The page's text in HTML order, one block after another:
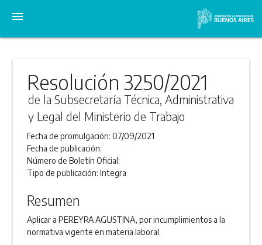
menu
Resolución 3250/2021
de la Subsecretaría Técnica, Administrativa
y Legal del Ministerio de Trabajo
Fecha de promulgación:07/09/2021
Fecha de publicación:
Número de Boletín Oficial:
Tipo de publicación:Integra
Resumen
Aplicar a PEREYRA AGUSTINA, por incumplimientos a la
normativa vigente en materia laboral.